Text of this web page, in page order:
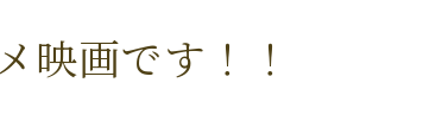
映画です！！